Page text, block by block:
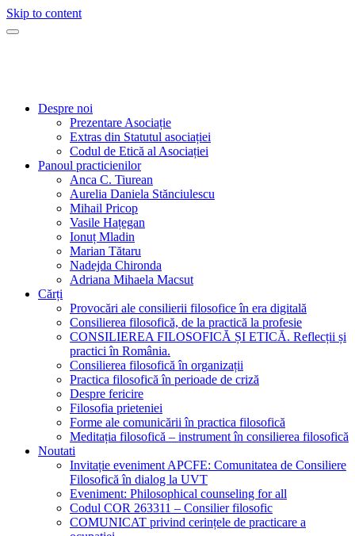
Skip to content
Despre noi
Prezentare Asociație
Extras din Statutul asociației
Codul de Etică al Asociației
Panoul practicienilor
Anca C. Tiurean
Aurelia Daniela Stănciulescu
Mihail Pricop
Vasile Hațegan
Ionuț Mladin
Marian Tătaru
Nadejda Chironda
Adriana Mihaela Macsut
Cărți
Provocări ale consilierii filosofice în era digitală
Consilierea filosofică, de la practică la profesie
CONSILIEREA FILOSOFICĂ ȘI ETICĂ. Reflecții și
practici în România.
Consilierea filosofică în organizații
Practica filosofică în perioade de criză
Despre fericire
Filosofia prieteniei
Forme ale comunicării în practica filosofică
Meditația filosofică – instrument în consilierea filosofică
Noutati
Invitație eveniment APCFE: Comunitatea de Consiliere
Filosofică în dialog la UVT
Eveniment: Philosophical counseling for all
Codul COR 263311 – Consilier filosofic
COMUNICAT privind cerințele de practicare a